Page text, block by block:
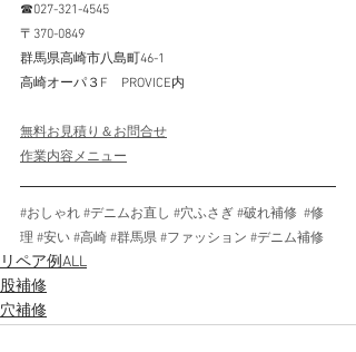
☎027-321-4545
〒370-0849
群馬県高崎市八島町46-1
高崎オーパ３F　PROVICE内
無料お見積り＆お問合せ
作業内容メニュー
#おしゃれ #デニムお直し #穴ふさぎ #破れ補修 #修
理 #安い #高崎 #群馬県 #ファッション #デニム補修
リペア例ALL
股補修
穴補修